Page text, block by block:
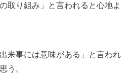
取り組み」と言われると心地よ
来事には意味がある」と言われ
う。